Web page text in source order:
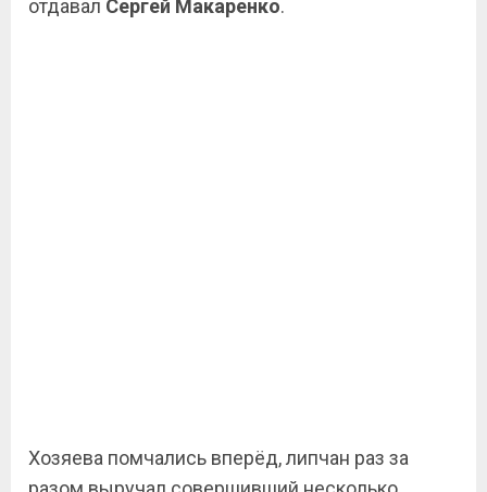
отдавал Сергей Макаренко.
Хозяева помчались вперёд, липчан раз за